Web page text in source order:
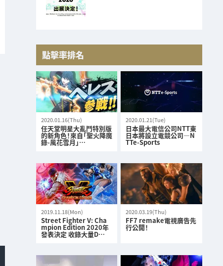
點擊率排名
2020.01.16(Thu)
任天堂明星大亂鬥特別版
的新角色！來自「聖火降魔
錄-風花雪月」…
2020.01.21(Tue)
日本最大電信公司NTT東
日本將設立電競公司—N
TTe-Sports
2019.11.18(Mon)
Street Fighter V: Cha
mpion Edition 2020年
發表決定 收錄大量D…
2020.03.19(Thu)
FF7 remake電視廣告先
行公開！